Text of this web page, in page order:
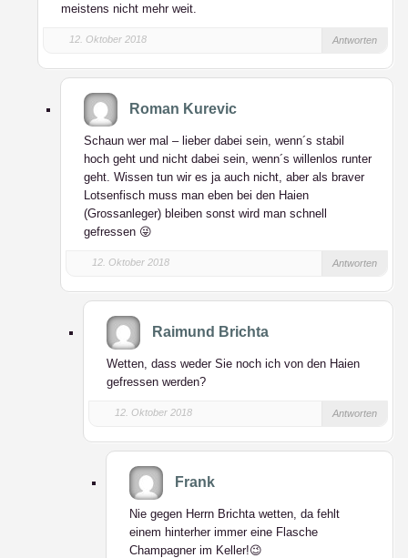
meistens nicht mehr weit.
12. Oktober 2018 Antworten
Roman Kurevic
Schaun wer mal – lieber dabei sein, wenn´s stabil
hoch geht und nicht dabei sein, wenn´s willenlos runter
geht. Wissen tun wir es ja auch nicht, aber als braver
Lotsenfisch muss man eben bei den Haien
(Grossanleger) bleiben sonst wird man schnell
gefressen 😜
12. Oktober 2018 Antworten
Raimund Brichta
Wetten, dass weder Sie noch ich von den Haien
gefressen werden?
12. Oktober 2018 Antworten
Frank
Nie gegen Herrn Brichta wetten, da fehlt
einem hinterher immer eine Flasche
Champagner im Keller!😉